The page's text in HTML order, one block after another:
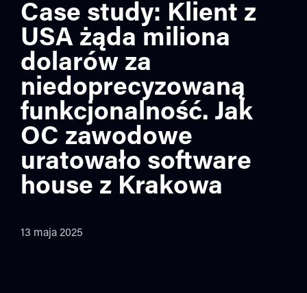
Case study: Klient z
USA żąda miliona
dolarów za
niedoprecyzowaną
funkcjonalność. Jak
OC zawodowe
uratowało software
house z Krakowa
13 maja 2025